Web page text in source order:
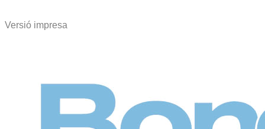
Versió impresa